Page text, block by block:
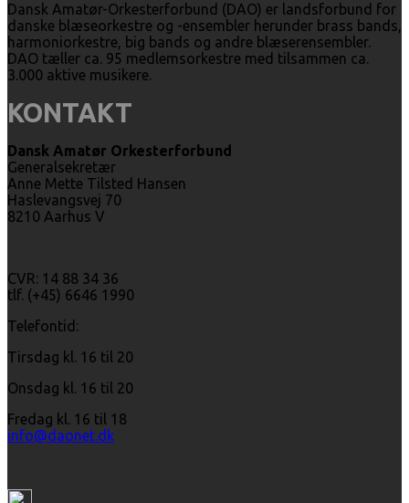
Dansk Amatør-Orkesterforbund (DAO) er landsforbund for
danske blæseorkestre og -ensembler herunder brass bands,
harmoniorkestre, big bands og andre blæserensembler.
DAO tæller ca. 95 medlemsorkestre med tilsammen ca.
3.000 aktive musikere.
KONTAKT
Dansk Amatør Orkesterforbund
Generalsekretær
Anne Mette Tilsted Hansen
Haslevangsvej 70
8210 Aarhus V
CVR: 14 88 34 36
tlf. (+45) 6646 1990
Telefontid:
Tirsdag kl. 16 til 20
Onsdag kl. 16 til 20
Fredag kl. 16 til 18
info@daonet.dk